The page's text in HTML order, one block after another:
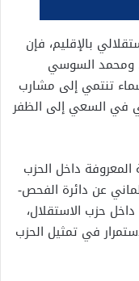
بالإقليم، فإن
ومحمد السوسي
تنتمي إلى مشارب
في السعي إلى الظفر
داخل الحزب
عن دائرة الفحص-
حزب الاستقلال،
في تمثيل الحزب